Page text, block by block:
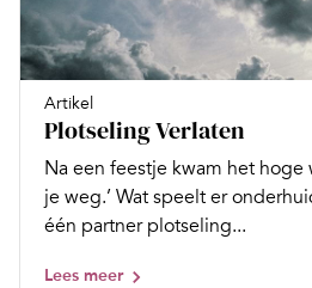
Artikel
Plotseling Verlaten
Na een feestje kwam het hoge
je weg.’ Wat speelt er
één partner plotseling...
Lees meer